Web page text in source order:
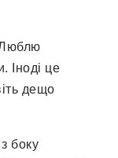
Іноді це
дещо
боку